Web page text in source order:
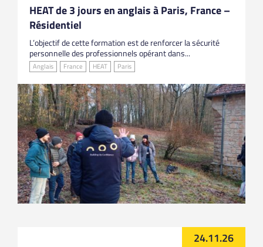
HEAT de 3 jours en anglais à Paris, France –
Résidentiel
L’objectif de cette formation est de renforcer la sécurité
personnelle des professionnels opérant dans...
Anglais France HEAT Paris
24.11.26